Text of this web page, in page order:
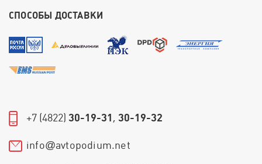
СПОСОБЫ ДОСТАВКИ
+7 (4822) 30-19-31, 30-19-32
info@avtopodium.net